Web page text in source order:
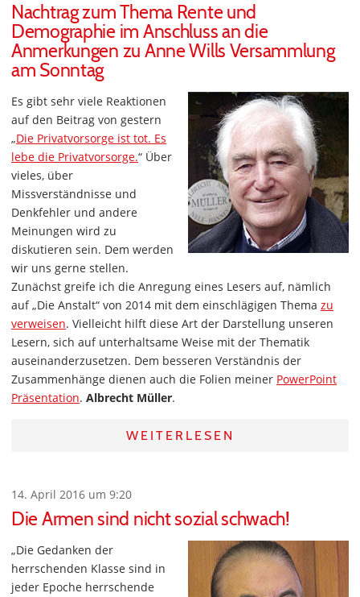
Nachtrag zum Thema Rente und
Demographie im Anschluss an die
Anmerkungen zu Anne Wills Versammlung
am Sonntag
Es gibt sehr viele Reaktionen
auf den Beitrag von gestern
„Die Privatvorsorge ist tot. Es
lebe die Privatvorsorge.“ Über
vieles, über
Missverständnisse und
Denkfehler und andere
Meinungen wird zu
diskutieren sein. Dem werden
wir uns gerne stellen.
Zunächst greife ich die Anregung eines Lesers auf, nämlich
auf „Die Anstalt“ von 2014 mit dem einschlägigen Thema zu
verweisen. Vielleicht hilft diese Art der Darstellung unseren
Lesern, sich auf unterhaltsame Weise mit der Thematik
auseinanderzusetzen. Dem besseren Verständnis der
Zusammenhänge dienen auch die Folien meiner PowerPoint
Präsentation. Albrecht Müller.
WEITERLESEN
14. April 2016 um 9:20
Die Armen sind nicht sozial schwach!
„Die Gedanken der
herrschenden Klasse sind in
jeder Epoche herrschende